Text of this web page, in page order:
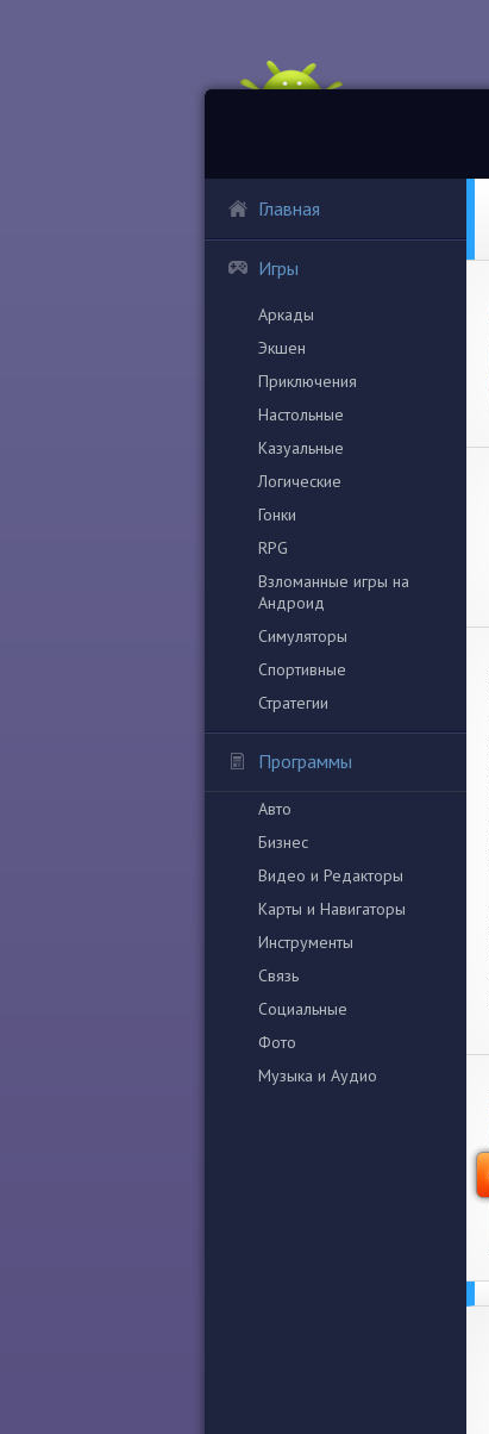
Главная
Игры
Аркады
Экшен
Приключения
Настольные
Казуальные
Логические
Гонки
RPG
Взломанные игры на
Андроид
Симуляторы
Спортивные
Стратегии
Программы
Авто
Бизнес
Видео и Редакторы
Карты и Навигаторы
Инструменты
Связь
Социальные
Фото
Музыка и Аудио